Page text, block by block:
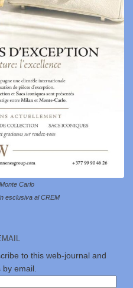
Carlo
esclusiva al CREM
to this web-journal and
by email.